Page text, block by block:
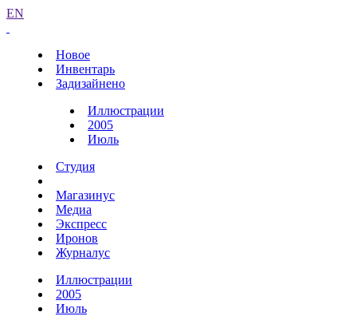
EN
Новое
Инвентарь
Задизайнено
Иллюстрации
2005
Июль
Студия
Магазинус
Медиа
Экспресс
Иронов
Журналус
Иллюстрации
2005
Июль